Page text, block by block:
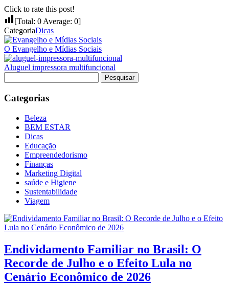
Click to rate this post!
[Total: 0 Average: 0]
CategoriaDicas
O Evangelho e Mídias Sociais
Aluguel impressora multifuncional
por:
Categorias
Beleza
BEM ESTAR
Dicas
Educação
Empreendedorismo
Finanças
Marketing Digital
saúde e Higiene
Sustentabilidade
Viagem
Endividamento Familiar no Brasil: O
Recorde de Julho e o Efeito Lula no
Cenário Econômico de 2026